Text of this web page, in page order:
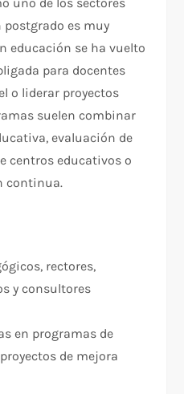
postgrado es muy
educación se ha vuelto
para docentes
o liderar proyectos
suelen combinar
evaluación de
centros educativos o
continua.
rectores,
y consultores
en programas de
de mejora